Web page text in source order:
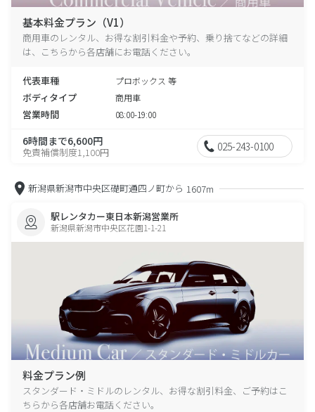
基本料金プラン（V1）
商用車のレンタル、お得な割引料金や予約、乗り捨てなどの詳細
は、こちらから各店舗にお電話ください。
代表車種 プロボックス 等
ボディタイプ 商用車
営業時間 08:00-19:00
6時間まで6,600円
免責補償制度1,100円 025-243-0100
新潟県新潟市中央区礎町通四ノ町から 1607m
駅レンタカー東日本新潟営業所
新潟県新潟市中央区花園1-1-21
料金プラン例
スタンダード・ミドルのレンタル、お得な割引料金、ご予約はこ
ちらから各店舗お電話ください。